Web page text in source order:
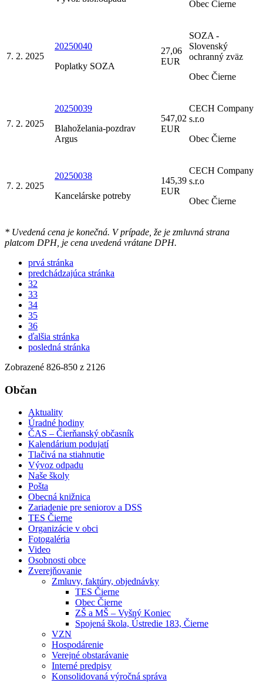
Obec Čierne
7. 2. 2025
20250040
Poplatky SOZA
27,06
EUR
SOZA -
Slovenský
ochranný zväz
Obec Čierne
7. 2. 2025
20250039
Blahoželania-pozdrav
Argus
547,02
EUR
CECH Company
s.r.o
Obec Čierne
7. 2. 2025
20250038
Kancelárske potreby
145,39
EUR
CECH Company
s.r.o
Obec Čierne
* Uvedená cena je konečná. V prípade, že je zmluvná strana
platcom DPH, je cena uvedená vrátane DPH.
prvá stránka
predchádzajúca stránka
32
33
34
35
36
ďalšia stránka
posledná stránka
Zobrazené 826-850 z 2126
Občan
Aktuality
Úradné hodiny
ČAS – Čierňanský občasník
Kalendárium podujatí
Tlačivá na stiahnutie
Vývoz odpadu
Naše školy
Pošta
Obecná knižnica
Zariadenie pre seniorov a DSS
TES Čierne
Organizácie v obci
Fotogaléria
Video
Osobnosti obce
Zverejňovanie
Zmluvy, faktúry, objednávky
TES Čierne
Obec Čierne
ZŠ a MŠ – Vyšný Koniec
Spojená škola, Ústredie 183, Čierne
VZN
Hospodárenie
Verejné obstarávanie
Interné predpisy
Konsolidovaná výročná správa